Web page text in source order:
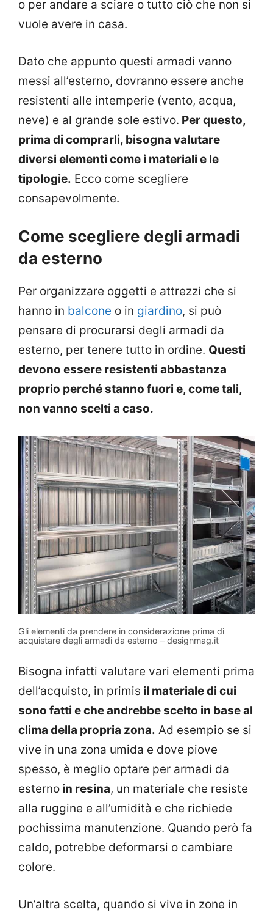
o per andare a sciare o tutto ciò che non si
vuole avere in casa.
Dato che appunto questi armadi vanno
messi all’esterno, dovranno essere anche
resistenti alle intemperie (vento, acqua,
neve) e al grande sole estivo. Per questo,
prima di comprarli, bisogna valutare
diversi elementi come i materiali e le
tipologie. Ecco come scegliere
consapevolmente.
Come scegliere degli armadi
da esterno
Per organizzare oggetti e attrezzi che si
hanno in balcone o in giardino, si può
pensare di procurarsi degli armadi da
esterno, per tenere tutto in ordine. Questi
devono essere resistenti abbastanza
proprio perché stanno fuori e, come tali,
non vanno scelti a caso.
Gli elementi da prendere in considerazione prima di
acquistare degli armadi da esterno – designmag.it
Bisogna infatti valutare vari elementi prima
dell’acquisto, in primis il materiale di cui
sono fatti e che andrebbe scelto in base al
clima della propria zona. Ad esempio se si
vive in una zona umida e dove piove
spesso, è meglio optare per armadi da
esterno in resina, un materiale che resiste
alla ruggine e all’umidità e che richiede
pochissima manutenzione. Quando però fa
caldo, potrebbe deformarsi o cambiare
colore.
Un’altra scelta, quando si vive in zone in